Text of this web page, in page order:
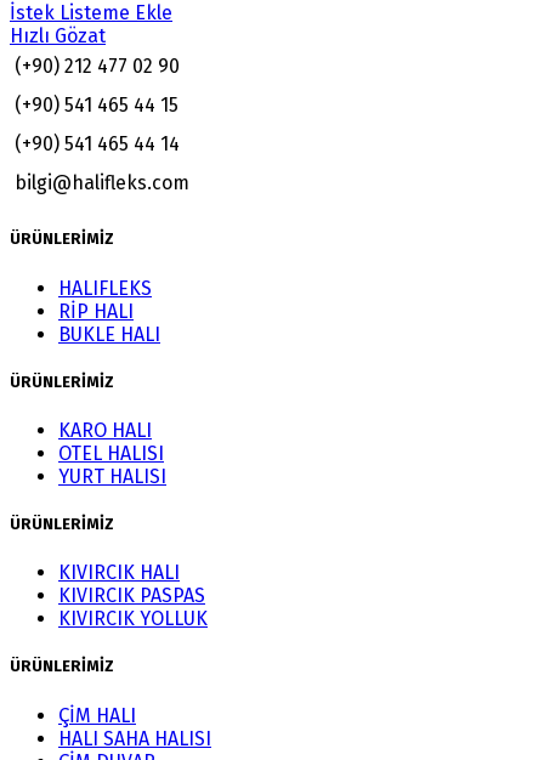
İstek Listeme Ekle
Hızlı Gözat
(+90) 212 477 02 90
(+90) 541 465 44 15
(+90) 541 465 44 14
bilgi@halifleks.com
ÜRÜNLERİMİZ
HALIFLEKS
RİP HALI
BUKLE HALI
ÜRÜNLERİMİZ
KARO HALI
OTEL HALISI
YURT HALISI
ÜRÜNLERİMİZ
KIVIRCIK HALI
KIVIRCIK PASPAS
KIVIRCIK YOLLUK
ÜRÜNLERİMİZ
ÇİM HALI
HALI SAHA HALISI